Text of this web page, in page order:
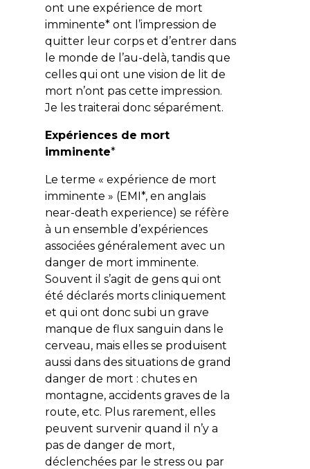
ont une expérience de mort
imminente* ont l’impression de
quitter leur corps et d’entrer dans
le monde de l’au-delà, tandis que
celles qui ont une vision de lit de
mort n’ont pas cette impression.
Je les traiterai donc séparément.
Expériences de mort
imminente*
Le terme « expérience de mort
imminente » (EMI*, en anglais
near-death experience) se réfère
à un ensemble d’expériences
associées généralement avec un
danger de mort imminente.
Souvent il s’agit de gens qui ont
été déclarés morts cliniquement
et qui ont donc subi un grave
manque de flux sanguin dans le
cerveau, mais elles se produisent
aussi dans des situations de grand
danger de mort : chutes en
montagne, accidents graves de la
route, etc. Plus rarement, elles
peuvent survenir quand il n’y a
pas de danger de mort,
déclenchées par le stress ou par